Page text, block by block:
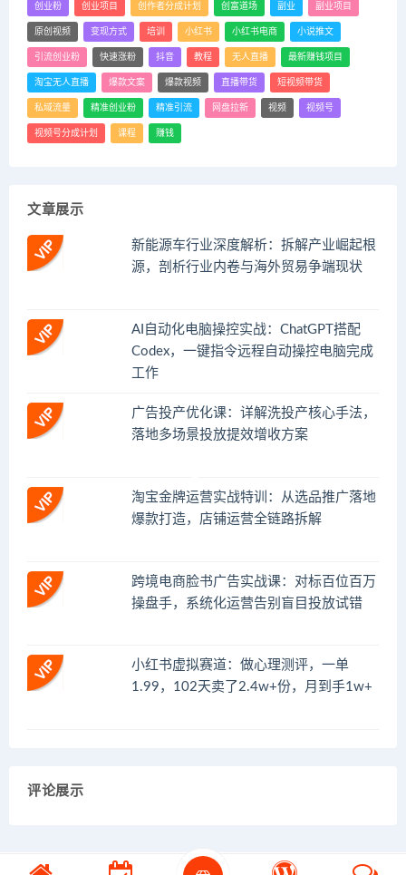
创业粉 创业项目 创作者分成计划 创富道场 副业 副业项目
原创视频 变现方式 培训 小红书 小红书电商 小说推文
引流创业粉 快速涨粉 抖音 教程 无人直播 最新赚钱项目
淘宝无人直播 爆款文案 爆款视频 直播带货 短视频带货
私域流量 精准创业粉 精准引流 网盘拉新 视频 视频号
视频号分成计划 课程 赚钱
文章展示
新能源车行业深度解析：拆解产业崛起根
源，剖析行业内卷与海外贸易争端现状
AI自动化电脑操控实战：ChatGPT搭配
Codex，一键指令远程自动操控电脑完成
工作
广告投产优化课：详解洗投产核心手法，
落地多场景投放提效增收方案
淘宝金牌运营实战特训：从选品推广落地
爆款打造，店铺运营全链路拆解
跨境电商脸书广告实战课：对标百位百万
操盘手，系统化运营告别盲目投放试错
小红书虚拟赛道：做心理测评，一单
1.99，102天卖了2.4w+份，月到手1w+
评论展示